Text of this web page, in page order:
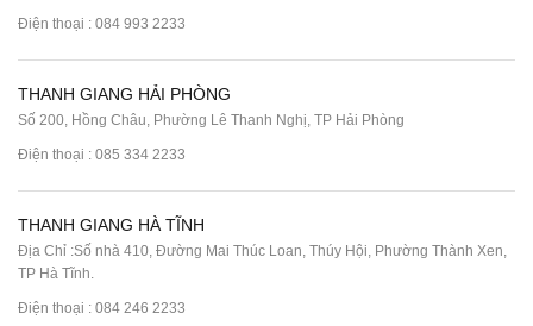
Điện thoại : 084 993 2233
THANH GIANG HẢI PHÒNG
Số 200, Hồng Châu, Phường Lê Thanh Nghị, TP Hải Phòng
Điện thoại : 085 334 2233
THANH GIANG HÀ TĨNH
Địa Chỉ :Số nhà 410, Đường Mai Thúc Loan, Thúy Hội, Phường Thành Xen,
TP Hà Tĩnh.
Điện thoại : 084 246 2233